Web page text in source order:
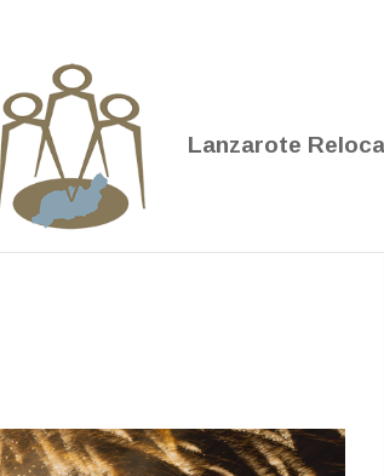
Lanzarote